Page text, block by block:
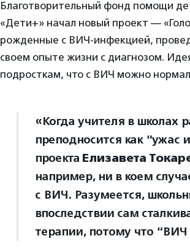
Благотворительный фонд помощи
«Дети+» начал новый проект —
рожденные с ВИЧ-инфекцией,
своем опыте жизни с диагнозом.
подросткам, что с ВИЧ можно
«Когда учителя в школах
преподносится как “ужас
проекта Елизавета
например, ни в коем
с ВИЧ. Разумеется,
впоследствии сам
терапии, потому что